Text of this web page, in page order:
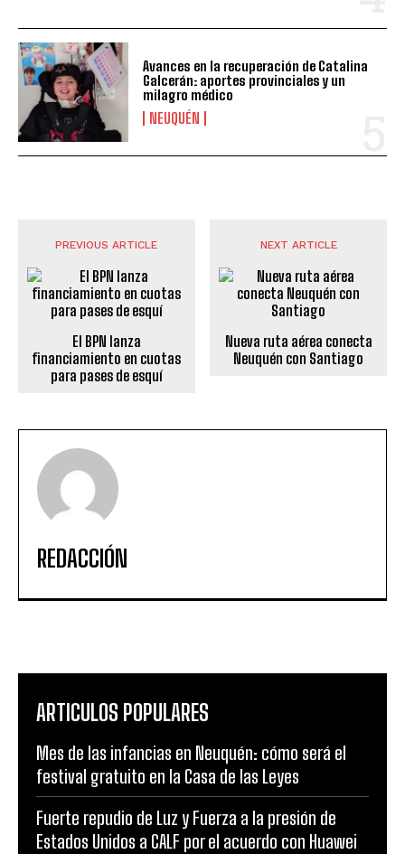
Avances en la recuperación de Catalina
Galcerán: aportes provinciales y un
milagro médico
NEUQUÉN
PREVIOUS ARTICLE
El BPN lanza
financiamiento en cuotas
para pases de esquí
NEXT ARTICLE
Nueva ruta aérea conecta
Neuquén con Santiago
REDACCIÓN
ARTICULOS POPULARES
Mes de las infancias en Neuquén: cómo será el
festival gratuito en la Casa de las Leyes
Fuerte repudio de Luz y Fuerza a la presión de
Estados Unidos a CALF por el acuerdo con Huawei